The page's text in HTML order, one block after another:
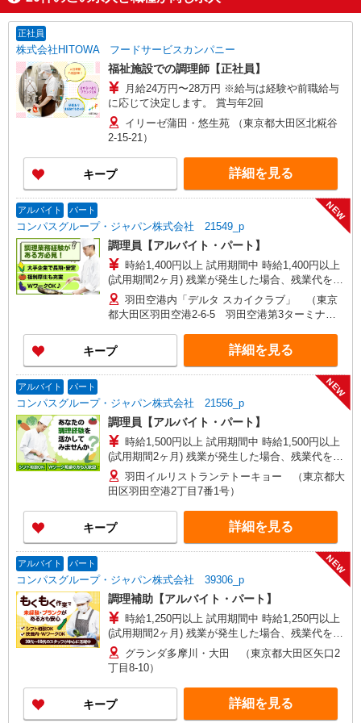
正社員
株式会社HITOWA フードサービスカンパニー
福祉施設での調理師【正社員】
月給24万円〜28万円 ※給与は経験や前職給与
に応じて決定します。 賞与年2回
イリーゼ蒲田・悠生苑 （東京都大田区北糀谷
2-15-21）
キープ 詳細を見る
アルバイト パート
コンパスグループ・ジャパン株式会社 21549_p
NEW
調理員【アルバイト・パート】
時給1,400円以上 試用期間中 時給1,400円以上
(試用期間2ヶ月) 残業が発生した場合、残業代を1
分単位で別途支給します。
羽田空港内「デルタ スカイクラブ」 （東京
都大田区羽田空港2-6-5 羽田空港第3ターミナ
キープ 詳細を見る
アルバイト パート
コンパスグループ・ジャパン株式会社 21556_p
NEW
調理員【アルバイト・パート】
時給1,500円以上 試用期間中 時給1,500円以上
(試用期間2ヶ月) 残業が発生した場合、残業代を1
分単位で別途支給します。
羽田イルリストランテトーキョー （東京都大
田区羽田空港2丁目7番1号）
キープ 詳細を見る
アルバイト パート
コンパスグループ・ジャパン株式会社 39306_p
NEW
調理補助【アルバイト・パート】
時給1,250円以上 試用期間中 時給1,250円以上
(試用期間2ヶ月) 残業が発生した場合、残業代を1
分単位で別途支給します。
グランダ多摩川・大田 （東京都大田区矢口2
丁目8-10）
キープ 詳細を見る